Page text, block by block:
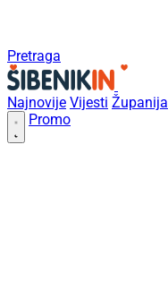
Pretraga
Najnovije Vijesti Županija
Promo